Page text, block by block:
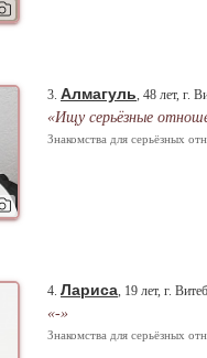
3. Алмагуль, 48 лет, г.
«Ищу серьёзные
Знакомства для серьёзных
4. Лариса, 19 лет, г.
«-»
Знакомства для серьёзных